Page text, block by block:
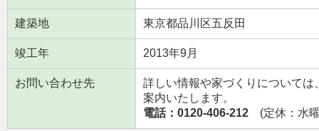
建築地 東京都品川区五反田
竣工年 2013年9月
お問い合わせ先
詳しい情報や家づくりについて
案内いたします。
電話：0120-406-212 (定休：水